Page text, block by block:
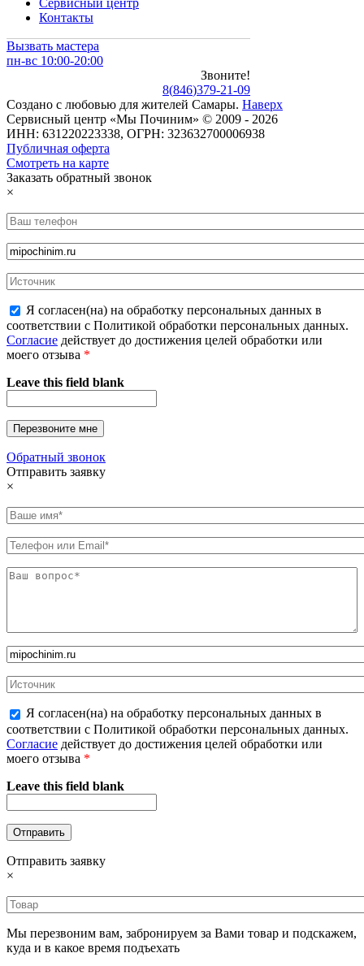
Контакты
Вызвать мастера
пн-вс 10:00-20:00
Звоните!
8(846)379-21-09
Создано с любовью для жителей Самары. Наверх
Сервисный центр «Мы Починим» © 2009 - 2026
ИНН: 631220223338, ОГРН: 323632700006938
Публичная оферта
Смотреть на карте
Заказать обратный звонок
×
Я согласен(на) на обработку персональных данных в
соответствии с Политикой обработки персональных данных.
Согласие действует до достижения целей обработки или
моего отзыва *
Leave this field blank
Обратный звонок
Отправить заявку
×
Я согласен(на) на обработку персональных данных в
соответствии с Политикой обработки персональных данных.
Согласие действует до достижения целей обработки или
моего отзыва *
Leave this field blank
Отправить заявку
×
Мы перезвоним вам, забронируем за Вами товар и подскажем,
куда и в какое время подъехать